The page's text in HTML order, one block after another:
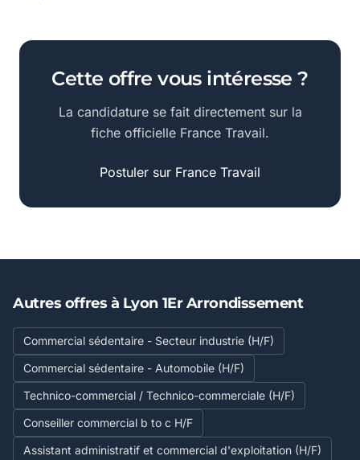
Cette offre vous intéresse ?
La candidature se fait directement sur la
fiche officielle France Travail.
Postuler sur France Travail
Autres offres à Lyon 1Er Arrondissement
Commercial sédentaire - Secteur industrie (H/F)
Commercial sédentaire - Automobile (H/F)
Technico-commercial / Technico-commerciale (H/F)
Conseiller commercial b to c H/F
Assistant administratif et commercial d'exploitation (H/F)